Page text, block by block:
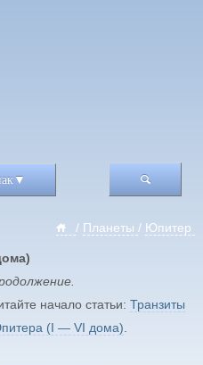
/ Планеты / Юпитер
начало статьи: Транзиты
(I — VI дома)